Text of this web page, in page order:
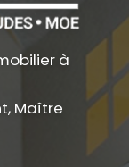
à
Maître